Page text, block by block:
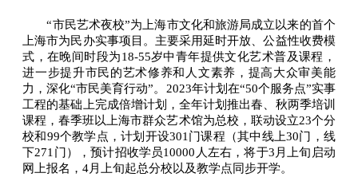
“市民艺术夜校”为上海市文化和旅游局成立以来的首个
上海市为民办实事项目。主要采用延时开放、公益性收费模
式，在晚间时段为18-55岁中青年提供文化艺术普及课程，
进一步提升市民的艺术修养和人文素养，提高大众审美能
力，深化“市民美育行动”。2023年计划在“50个服务点”实事
工程的基础上完成倍增计划，全年计划推出春、秋两季培训
课程，春季班以上海市群众艺术馆为总校，联动设立23个分
校和99个教学点，计划开设301门课程（其中线上30门，线
下271门），预计招收学员10000人左右，将于3月上旬启动
网上报名，4月上旬起总分校以及教学点同步开学。